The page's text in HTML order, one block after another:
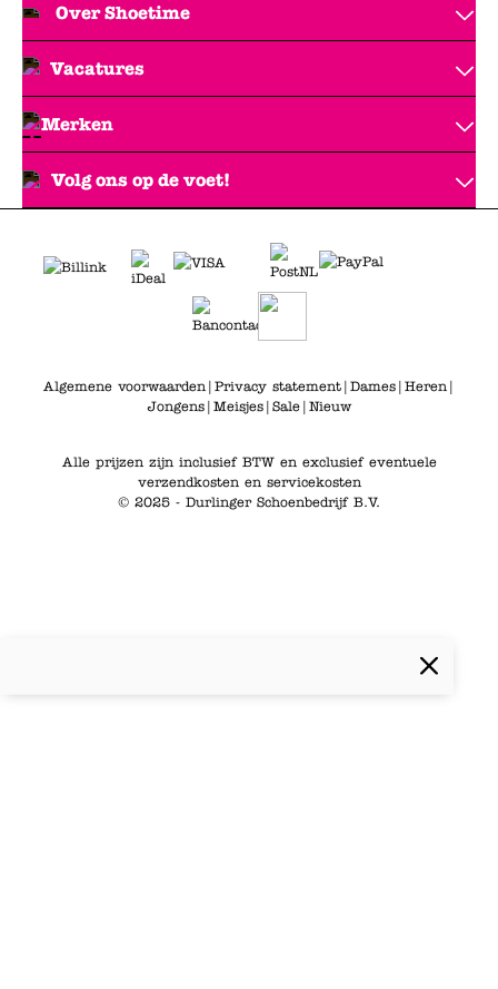
Over Shoetime
Vacatures
Merken
Volg ons op de voet!
Algemene voorwaarden| Privacy statement| Dames| Heren|
Jongens| Meisjes| Sale| Nieuw
Alle prijzen zijn inclusief BTW en exclusief eventuele
verzendkosten en servicekosten
© 2025 - Durlinger Schoenbedrijf B.V.